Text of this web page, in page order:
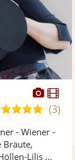
Fotos
5,0
5
(3)
- Wiener -
Bräute,
Lilis ...